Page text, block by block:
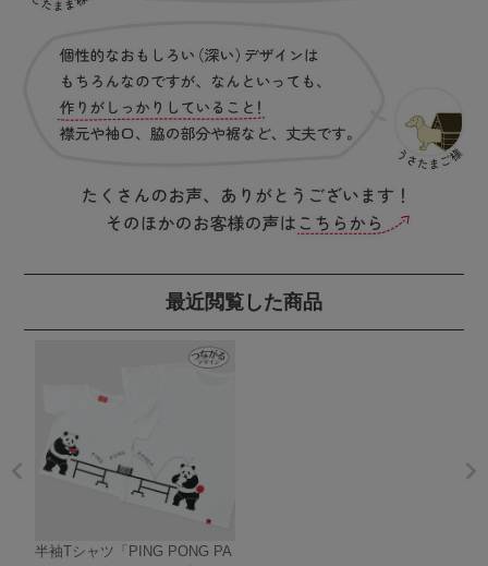
最近閲覧した商品
半袖Tシャツ「PING PONG PA